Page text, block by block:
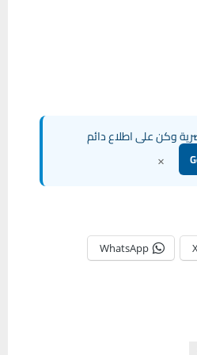
وكن على اطلاع دائم
×
WhatsApp